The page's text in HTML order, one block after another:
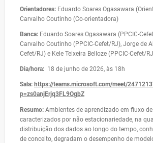
Orientadores: Eduardo Soares Ogasawara
Carvalho Coutinho (Co-orientadora)
Banca: Eduardo Soares Ogasawara (PPCIC-
Carvalho Coutinho (PPCIC-Cefet/RJ), Jorge de
Cefet/RJ) e Kele Teixeira Belloze (PPCIC-Cefet/
Dia/hora: 18 de junho de 2026, às 18h
Sala: https://teams.microsoft.com/meet/
p=zs0anjErjq3FL9OgbZ
Resumo: Ambientes de aprendizado em fluxo
caracterizados por não estacionariedade, na
distribuição dos dados ao longo do tempo,
de conceito, degradam o desempenho de